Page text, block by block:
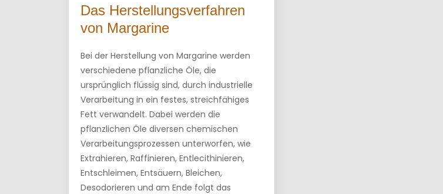
Das Herstellungsverfahren
von Margarine
Bei der Herstellung von Margarine werden
verschiedene pflanzliche Öle, die
ursprünglich flüssig sind, durch industrielle
Verarbeitung in ein festes, streichfähiges
Fett verwandelt. Dabei werden die
pflanzlichen Öle diversen chemischen
Verarbeitungsprozessen unterworfen, wie
Extrahieren, Raffinieren, Entlecithinieren,
Entschleimen, Entsäuern, Bleichen,
Desodorieren und am Ende folgt das